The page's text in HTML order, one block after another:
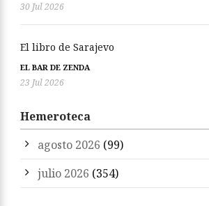
30 Jul 2026
El libro de Sarajevo
EL BAR DE ZENDA
23 Jul 2026
Hemeroteca
agosto 2026 (99)
julio 2026 (354)